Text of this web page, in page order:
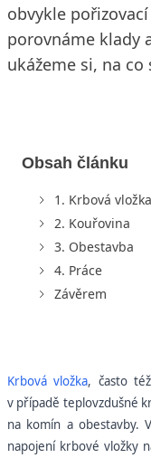
obvykle
porovnáme klady
ukážeme si, na co
Obsah článku
1. Krbová vložka
2. Kouřovina
3. Obestavba
4. Práce
Závěrem
Krbová vložka, často
v případě teplovzdušné
na komín a obestavby.
napojení krbové vložky